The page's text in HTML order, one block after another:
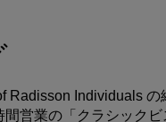
Radisson Individuals
営業の「クラシック